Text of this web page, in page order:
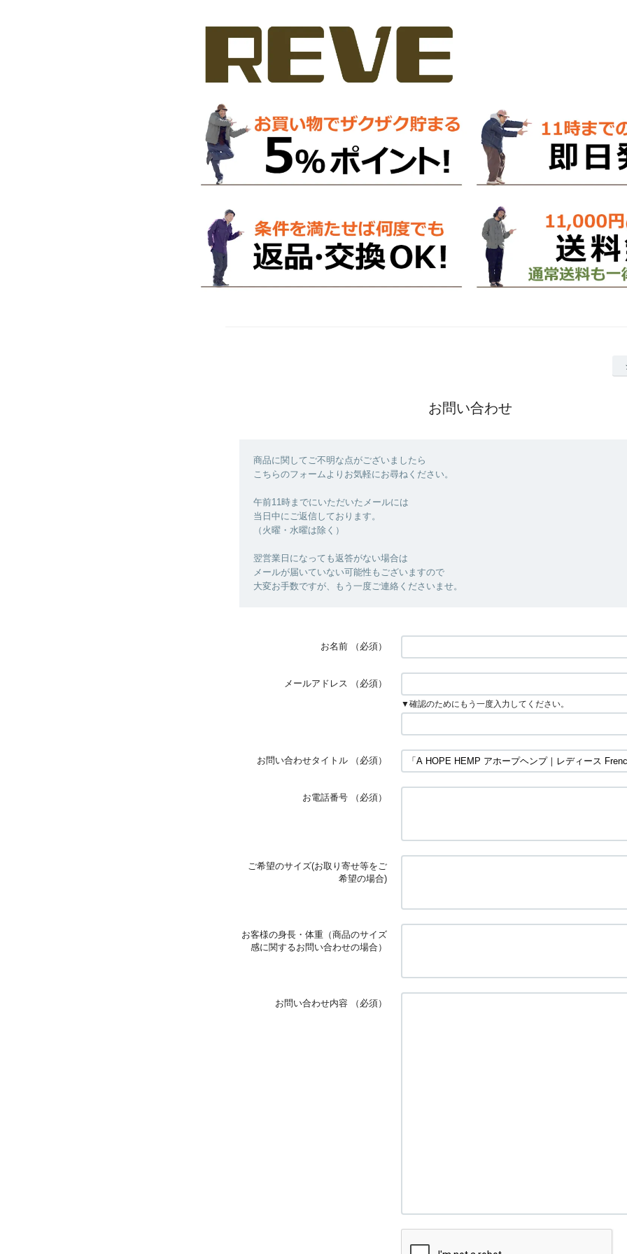
お問い合わせ
商品に関してご不明な点がございましたら
こちらのフォームよりお気軽にお尋ねください。
午前11時までにいただいたメールには
当日中にご返信しております。
（火曜・水曜は除く）
翌営業日になっても返答がない場合は
メールが届いていない可能性もございますので
大変お手数ですが、もう一度ご連絡くださいませ。
お名前 （必須）
メールアドレス （必須）
▼確認のためにもう一度入力してください。
お問い合わせタイトル （必須）
お電話番号 （必須）
ご希望のサイズ(お取り寄せ等をご
希望の場合)
お客様の身長・体重（商品のサイズ
感に関するお問い合わせの場合）
お問い合わせ内容 （必須）